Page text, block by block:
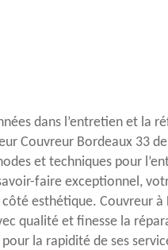
dans l’entretien et la
Couvreur Bordeaux 33
et techniques pour
faire exceptionnel,
esthétique. Couvreur
qualité et finesse la
la rapidité de ses